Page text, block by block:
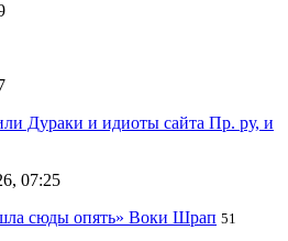
Дураки и идиоты сайта Пр. ру, и
07:25
сюды опять» Воки Шрап 51